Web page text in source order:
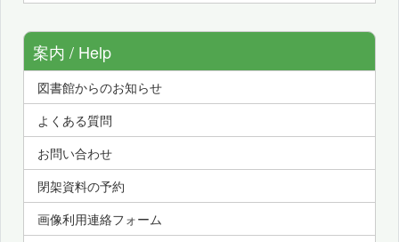
案内 / Help
図書館からのお知らせ
よくある質問
お問い合わせ
閉架資料の予約
画像利用連絡フォーム